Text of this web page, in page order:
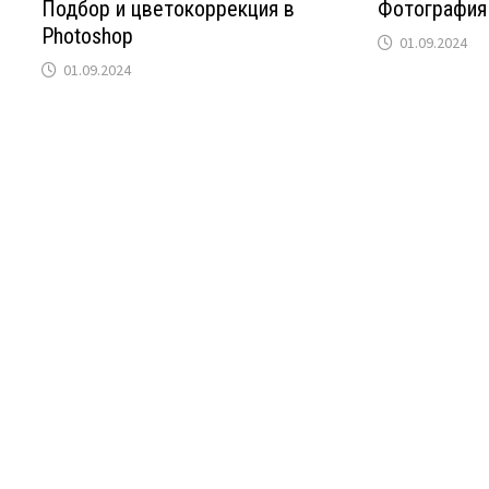
Подбор и цветокоррекция в
Photoshop
01.09.2024
01.09.2024